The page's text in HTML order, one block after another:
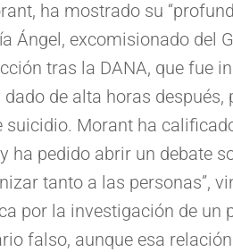
ha mostrado su
Ángel, excomisionado del
tras la DANA, que fue
dado de alta horas después,
suicidio. Morant ha
ha pedido abrir un debate
tanto a las personas”,
por la investigación de un
falso, aunque esa